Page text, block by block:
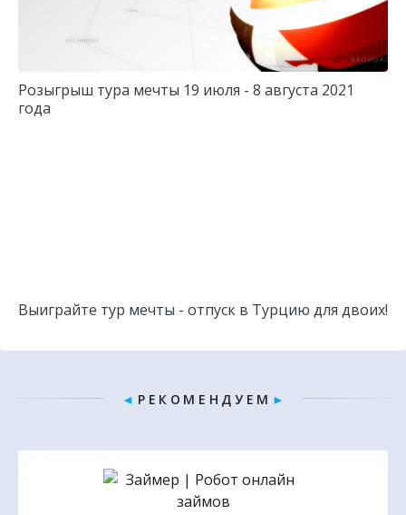
Розыгрыш тура мечты 19 июля - 8 августа 2021
года
Выиграйте тур мечты - отпуск в Турцию для двоих!
◄ Р Е К О М Е Н Д У Е М ►